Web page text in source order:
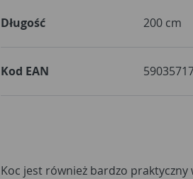
Długość 200 cm
Kod EAN
Koc jest również bardzo